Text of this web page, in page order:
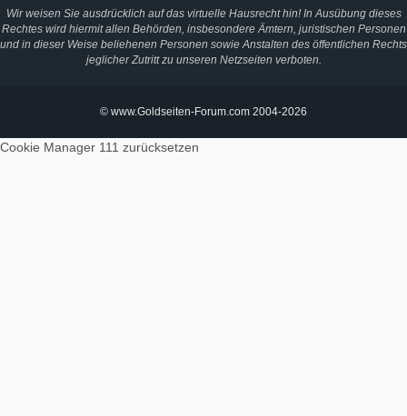
Wir weisen Sie ausdrücklich auf das virtuelle Hausrecht hin! In Ausübung dieses
Rechtes wird hiermit allen Behörden, insbesondere Ämtern, juristischen Personen
und in dieser Weise beliehenen Personen sowie Anstalten des öffentlichen Rechts
jeglicher Zutritt zu unseren Netzseiten verboten.
© www.Goldseiten-Forum.com 2004-2026
Cookie Manager 111 zurücksetzen